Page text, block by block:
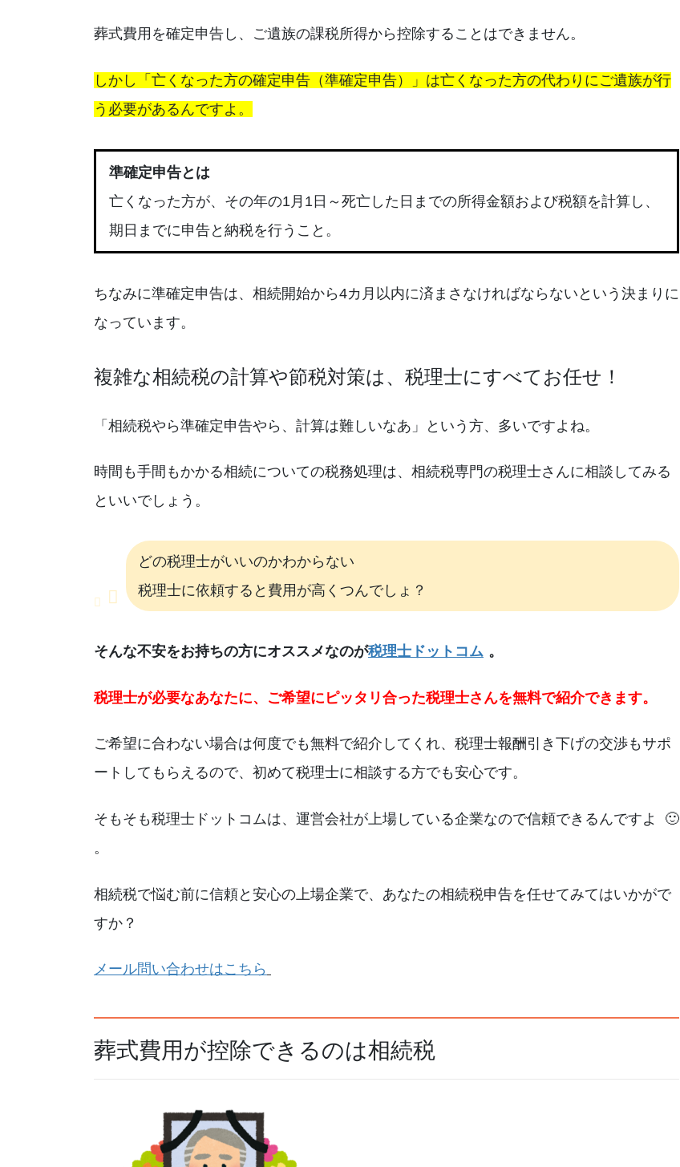
葬式費用を確定申告し、ご遺族の課税所得から控除することはできません。
しかし「亡くなった方の確定申告（準確定申告）」は亡くなった方の代わりにご遺族が行
う必要があるんですよ。
準確定申告とは
亡くなった方が、その年の1月1日～死亡した日までの所得金額および税額を計算し、
期日までに申告と納税を行うこと。
ちなみに準確定申告は、相続開始から4カ月以内に済まさなければならないという決まりに
なっています。
複雑な相続税の計算や節税対策は、税理士にすべてお任せ！
「相続税やら準確定申告やら、計算は難しいなあ」という方、多いですよね。
時間も手間もかかる相続についての税務処理は、相続税専門の税理士さんに相談してみる
といいでしょう。
どの税理士がいいのかわからない
税理士に依頼すると費用が高くつんでしょ？
そんな不安をお持ちの方にオススメなのが税理士ドットコム 。
税理士が必要なあなたに、ご希望にピッタリ合った税理士さんを無料で紹介できます。
ご希望に合わない場合は何度でも無料で紹介してくれ、税理士報酬引き下げの交渉もサポ
ートしてもらえるので、初めて税理士に相談する方でも安心です。
そもそも税理士ドットコムは、運営会社が上場している企業なので信頼できるんですよ 🙂
。
相続税で悩む前に信頼と安心の上場企業で、あなたの相続税申告を任せてみてはいかがで
すか？
メール問い合わせはこちら
葬式費用が控除できるのは相続税